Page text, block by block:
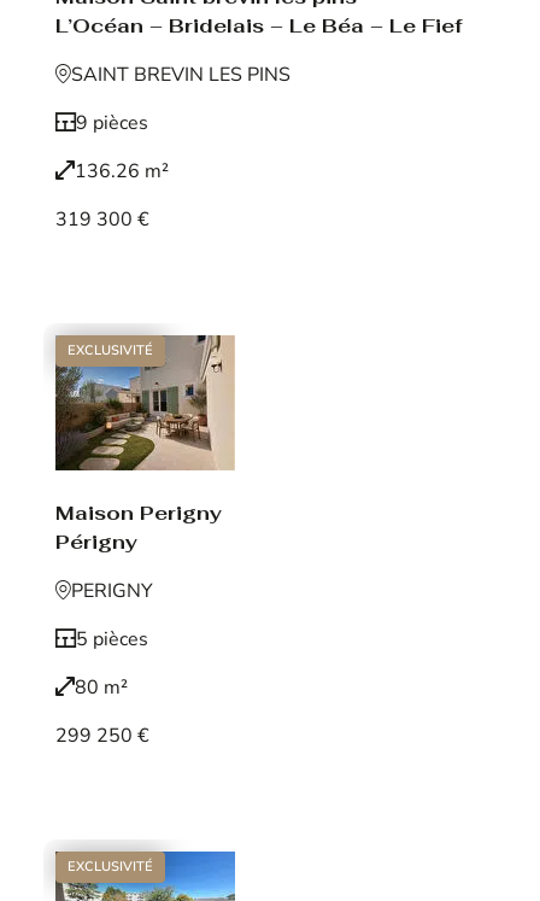
L’Océan – Bridelais – Le Béa – Le Fief
SAINT BREVIN LES PINS
9 pièces
136.26 m²
319 300 €
EXCLUSIVITÉ
Maison Perigny
Périgny
PERIGNY
5 pièces
80 m²
299 250 €
EXCLUSIVITÉ